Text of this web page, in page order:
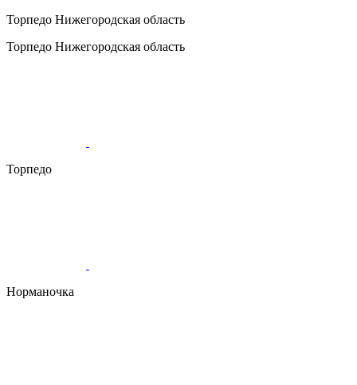
Торпедо Нижегородская область
Торпедо Нижегородская область
Торпедо
Норманочка